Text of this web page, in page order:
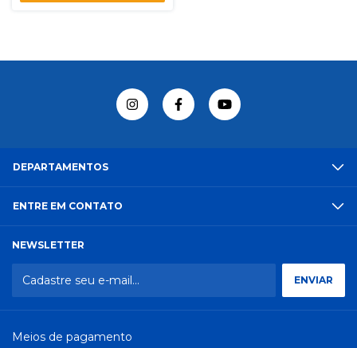
DEPARTAMENTOS
ENTRE EM CONTATO
NEWSLETTER
Meios de pagamento